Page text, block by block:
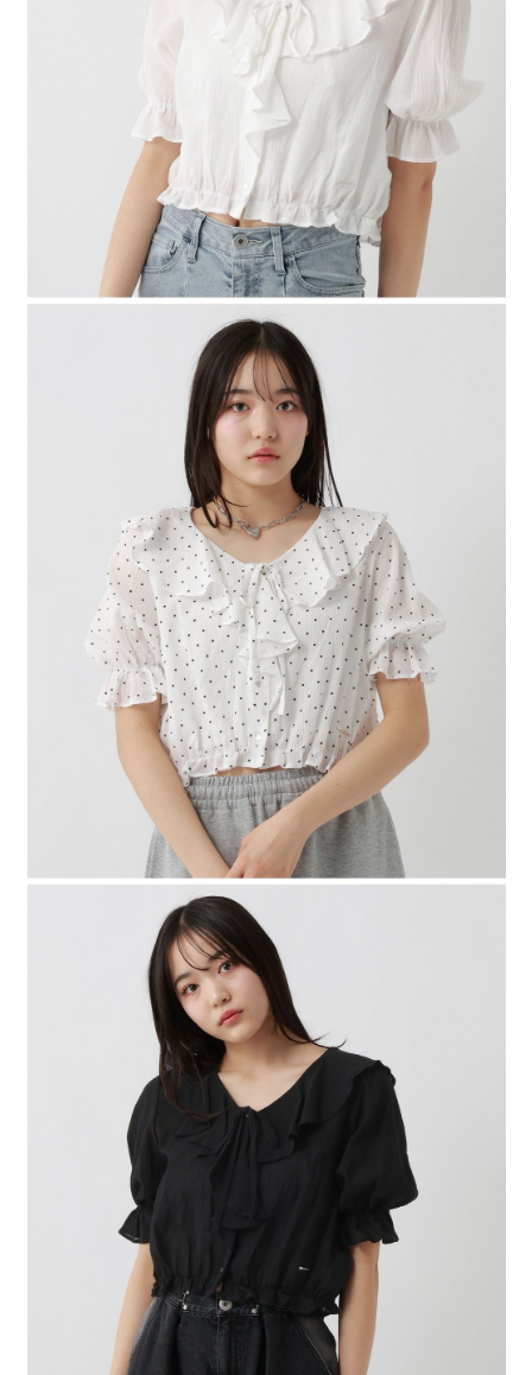
１．透過由恩沛科技股份有限公司提供之「AFTEE先享後付」服務完成之交
易，需依本服務之必要範圍內提供個人資料，並將交易相關給付款項請求債
２．關於個人資料處理事宜，請瀏覽以下網址：
https://aftee.tw/terms/#terms3
３．未成年的使用者請事先徵得法定代理人或監護人之同意方可使用
「AFTEE先享後付」，若未經同意申辦者引起之損失，本公司不負相關責
４．使用「AFTEE先享後付」時，將依據個別帳號之用戶狀況，依本公司即
時審查核予不同之上限額度；若仍有額度不足之情形，本公司將視審查結果
請求用戶進行身份認證。
５．嚴禁一人註冊多個帳號或使用他人資訊註冊。若發現惡意使用之情形，
恩沛科技股份有限公司將有權停止該用戶之使用額度並採取法律行動。